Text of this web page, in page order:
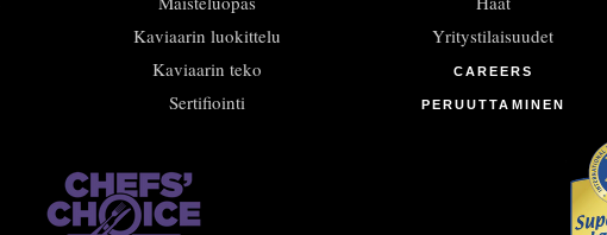
Kaviaarin luokittelu
Kaviaarin teko
Sertifiointi
Yritystilaisuudet
CAREERS
PERUUTTAMINEN